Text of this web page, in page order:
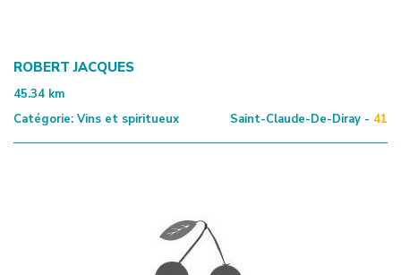
ROBERT JACQUES
45.34 km
Catégorie: Vins et spiritueux Saint-Claude-De-Diray - 41